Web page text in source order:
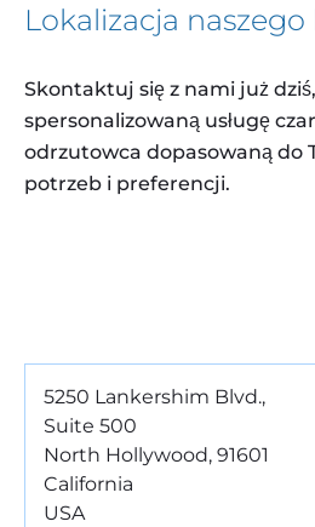
Lokalizacja naszego
Skontaktuj się z nami już
spersonalizowaną usługę
odrzutowca dopasowaną do
potrzeb i preferencji.
5250 Lankershim Blvd.,
Suite 500
North Hollywood, 91601
California
USA